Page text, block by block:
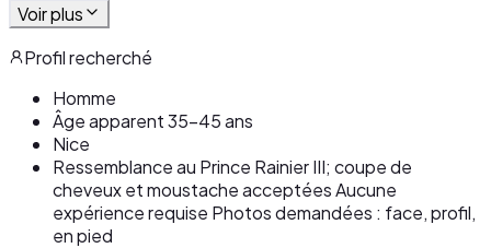
Voir plus
Profil recherché
Homme
Âge apparent 35-45 ans
Nice
Ressemblance au Prince Rainier III; coupe de
cheveux et moustache acceptées Aucune
expérience requise Photos demandées : face, profil,
en pied